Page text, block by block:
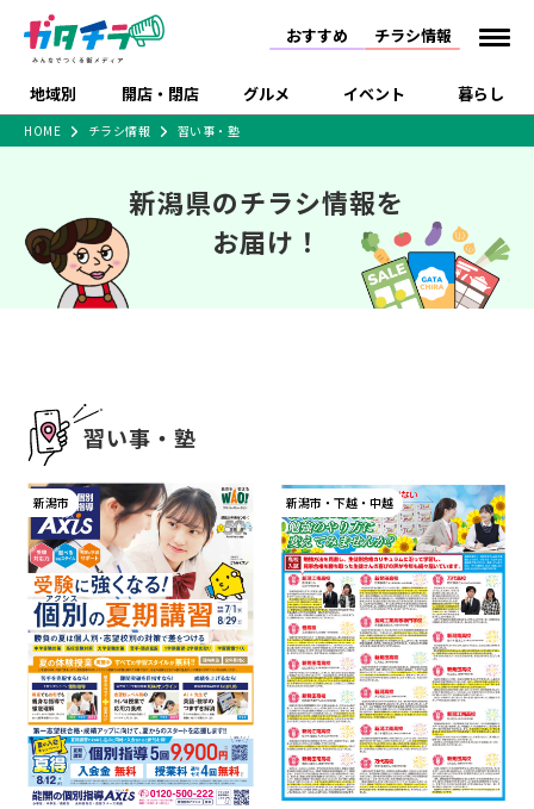
おすすめ チラシ情報
地域別 開店・閉店 グルメ イベント 暮らし
新潟市 下越
佐渡
新潟市中央区 新潟市東区 新潟市西区
新潟市北区
新潟市南区
新潟市江南区 新潟市秋葉区
新潟市西蒲区
村上・関川
新発田・聖籠
胎内・粟島
三条・加茂・田上
五泉・阿賀野・阿賀
燕・弥彦
長岡・見附
小千谷・十日町・津南
魚沼・南魚沼・湯沢
柏崎・刈羽・出雲崎
上越・妙高・糸魚川
開店 閉店
リニューアル・移転
閉店まとめ
ラーメン・開店
ラーメン 現地レポート
スイーツ
ご当地グルメ 食べ歩き テイクアウト
季節・期間限定
カフェ
居酒屋・バー
パスタ
パン・ベーカリー
タレカツ・豚カツ
デカ盛り・大盛り
旨辛・激辛
定食・町定食 海鮮・鮨
そば・うどん
日本酒・新潟清酒
ワイン・クラフトビール
ケーキ・パフェ
ビアガーデン・暑気払い
忘新年会・歓送迎会
体験・販売 祭り・伝統行事
スポーツ
セミナー・講演会 子ども向け 花火大会
入場無料
住宅展示場
完成見学会 学生スポーツ アルビレックス
施設・ショップ
住宅メーカー・工務
食品メーカー・県産
習い事・塾
観光スポット
温泉・入浴
リラクゼーション・整体
病院・クリニック
イオンモール
ラブラ万代・ラブラ2
ビルボードプレイスBP
新潟伊勢丹
ピア万代
リバーサイド千秋
パティオPATIO
特集・まとめ記事
ラーメンまとめ
飲食店まとめ
ショッピングモール・
大型施設
ドラッグストア・ホーム
センター
インテリア・雑貨
新車・中古車・カー用品
旅行・レジャー
家電・携帯電話
冠婚葬祭
習い事・塾 通販・EC イベント
求人
官公庁・自治体
新潟市 チラシ
長岡・見附 チラシ
上越・妙高・糸魚川 チラシ
注目 チラシ
週末セール
火曜セール
オープン・リニューアルセール
周年祭・感謝祭セール
年末・初売りセール
HOME チラシ情報 習い事・塾
新潟県のチラシ情報を
お届け！
習い事・塾
新潟市 新潟市・下越・中越